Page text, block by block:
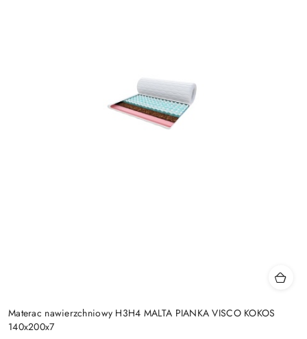
Materac nawierzchniowy H3H4 MALTA PIANKA VISCO KOKOS
140x200x7